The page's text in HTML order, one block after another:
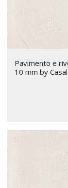
Pavimento e
10 mm by